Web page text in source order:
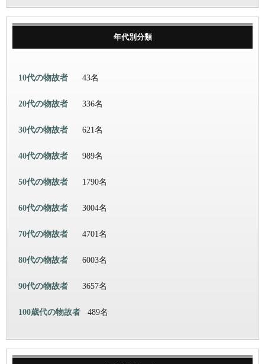
年代別分類
10代の物故者 43名
20代の物故者 336名
30代の物故者 621名
40代の物故者 989名
50代の物故者 1790名
60代の物故者 3004名
70代の物故者 4701名
80代の物故者 6003名
90代の物故者 3657名
100歳代の物故者 489名